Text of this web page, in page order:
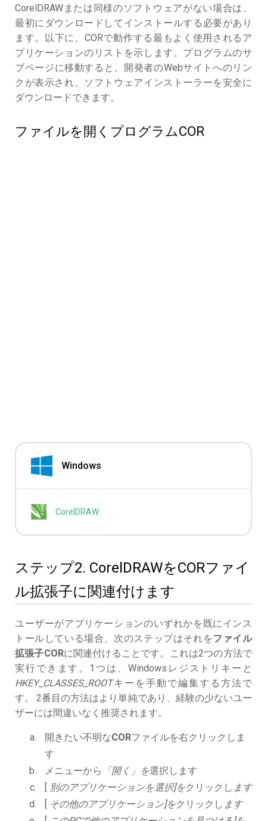
CorelDRAWまたは同様のソフトウェアがない場合は、
最初にダウンロードしてインストールする必要があり
ます。以下に、CORで動作する最もよく使用されるア
プリケーションのリストを示します。プログラムのサ
ブページに移動すると、開発者のWebサイトへのリン
クが表示され、ソフトウェアインストーラーを安全に
ダウンロードできます。
ファイルを開くプログラムCOR
Windows
CorelDRAW
ステップ2. CorelDRAWをCORファイ
ル拡張子に関連付けます
ユーザーがアプリケーションのいずれかを既にインス
トールしている場合、次のステップはそれをファイル
拡張子CORに関連付けることです。これは2つの方法で
実行できます。1つは、Windowsレジストリキーと
HKEY_CLASSES_ROOTキーを手動で編集する方法で
す。 2番目の方法はより単純であり、経験の少ないユー
ザーには間違いなく推奨されます。
開きたい不明なCORファイルを右クリックしま
す
メニューから
「開く」を選択します
[ 別のアプリケーションを選択]をクリックし ます
[ その他のアプリケーション]をクリックし ます